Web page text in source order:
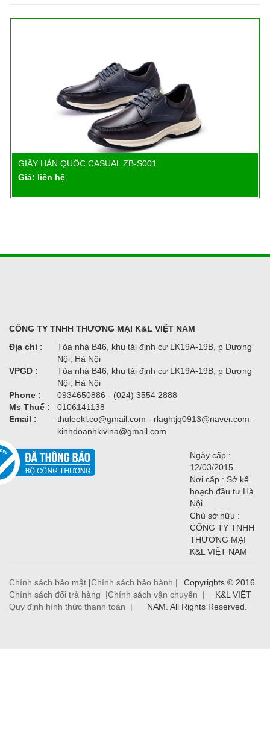
Chi tiết
GIẦY HÀN QUỐC CASUAL ZB-S001
Giá: liên hệ
CÔNG TY TNHH THƯƠNG MẠI K&L VIỆT NAM
Địa chỉ :
Tòa nhà B46, khu tái định cư LK19A-19B, p Dương
Nội, Hà Nội
VPGD :
Tòa nhà B46, khu tái định cư LK19A-19B, p Dương
Nội, Hà Nội
Phone :
0934650886 - (024) 3554 2888
Ms Thuế :
0106141138
Email :
thuleekl.co@gmail.com - rlaghtjq0913@naver.com -
kinhdoanhklvina@gmail.com
Ngày cấp :
12/03/2015
Nơi cấp : Sở kế
hoạch đầu tư Hà
Nội
Chủ sở hữu :
CÔNG TY TNHH
THƯƠNG MẠI
K&L VIỆT NAM
Chính sách bảo mật |Chính sách bảo hành |
Chính sách đổi trả hàng |Chính sách vận chuyển |
Quy định hình thức thanh toán |
Copyrights © 2016
K&L VIỆT
NAM. All Rights Reserved.